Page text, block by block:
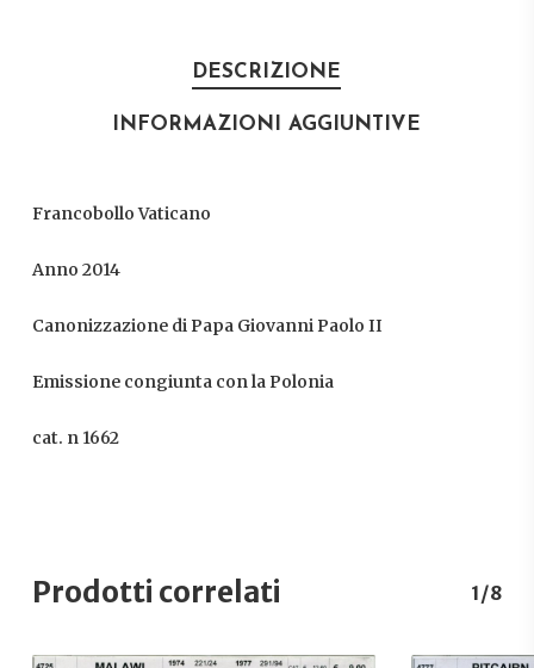
DESCRIZIONE
INFORMAZIONI AGGIUNTIVE
Francobollo Vaticano
Anno 2014
Canonizzazione di Papa Giovanni Paolo II
Emissione congiunta con la Polonia
cat. n 1662
Prodotti correlati 1/8